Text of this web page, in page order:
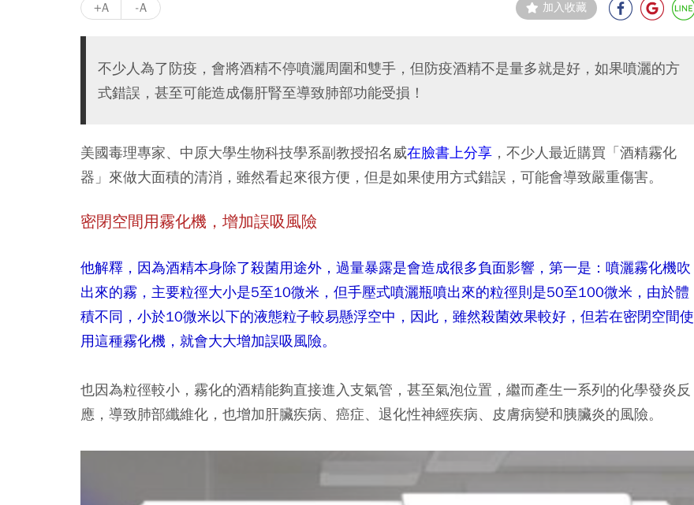
+A -A 加入收藏
不少人為了防疫，會將酒精不停噴灑周圍和雙手，但防疫酒精不是量多就是好，如果噴灑的方
式錯誤，甚至可能造成傷肝腎至導致肺部功能受損！
美國毒理專家、中原大學生物科技學系副教授招名威在臉書上分享 ，不少人最近購買「酒精霧化
器」來做大面積的清消，雖然看起來很方便，但是如果使用方式錯誤，可能會導致嚴重傷害。
密閉空間用霧化機，增加誤吸風險
他解釋，因為酒精本身除了殺菌用途外，過量暴露是會造成很多負面影響，第一是：噴灑霧化機吹
出來的霧，主要粒徑大小是5至10微米，但手壓式噴灑瓶噴出來的粒徑則是50至100微米，由於體
積不同，小於10微米以下的液態粒子較易懸浮空中，因此，雖然殺菌效果較好，但若在密閉空間使
用這種霧化機，就會大大增加誤吸風險。
也因為粒徑較小，霧化的酒精能夠直接進入支氣管，甚至氣泡位置，繼而產生一系列的化學發炎反
應，導致肺部纖維化，也增加肝臟疾病、癌症、退化性神經疾病、皮膚病變和胰臟炎的風險。